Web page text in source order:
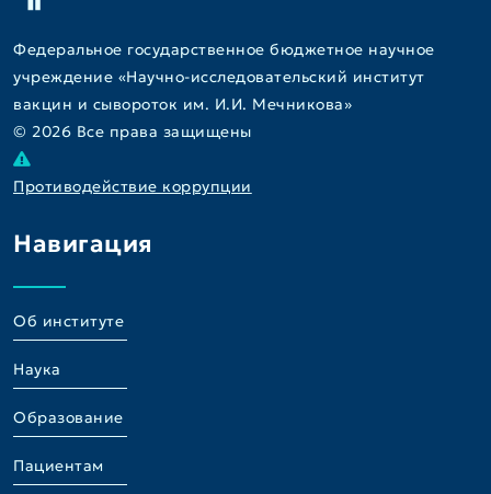
Федеральное государственное бюджетное научное
учреждение «Научно-исследовательский институт
вакцин и сывороток им. И.И. Мечникова»
© 2026 Все права защищены
Противодействие коррупции
Навигация
Об институте
Наука
Образование
Пациентам